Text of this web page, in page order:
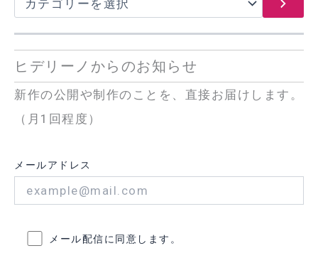
リ
ー
を
選
択
ヒデリーノからのお知らせ
新作の公開や制作のことを、直接お届けします。
（月1回程度）
メールアドレス
メール配信に同意します。